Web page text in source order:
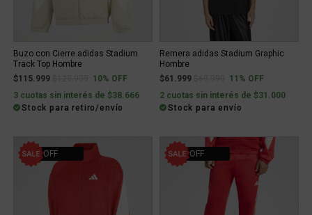
Buzo con Cierre adidas Stadium
Track Top Hombre
$115.999
Price reduced from
to10% OFF
3 cuotas sin interés de $38.666
Stock para retiro/envío
Remera adidas Stadium Graphic
Hombre
$61.999
Price reduced from
to11% OFF
2 cuotas sin interés de $31.000
Stock para envío
10% OFF 10% OFF